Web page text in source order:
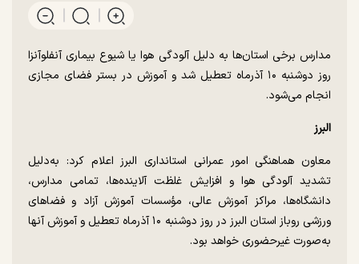
مدارس برخی استان‌ها به دلیل آلودگی هوا یا شیوع بیماری آنفلوآنزا
روز دوشنبه ۱۰ آذرماه تعطیل شد و آموزش در بستر فضای مجازی
انجام می‌شود.
البرز
معاون هماهنگی امور عمرانی استانداری البرز اعلام کرد: به‌دلیل
تشدید آلودگی هوا و افزایش غلظت آلاینده‌ها، تمامی مدارس،
دانشگاه‌ها، مراکز آموزش عالی، مؤسسات آموزش آزاد و فضا‌های
ورزشی روباز استان البرز در روز دوشنبه ۱۰ آذرماه تعطیل و آموزش آنها
به‌صورت غیرحضوری خواهد بود.